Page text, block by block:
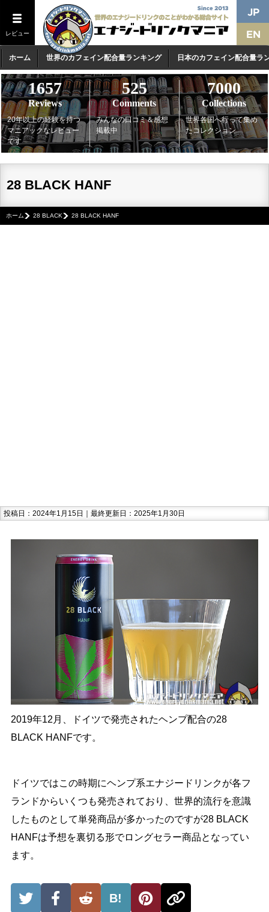
レビュー
ホーム 世界のカフェイン配合量ランキング 日本のカフェイン配合量ラ
1657
Reviews
20年以上の経験を持つ
マニアックなレビュー
です
525
Comments
みんなの口コミ＆感想
掲載中
7000
Collections
世界各国へ行って集め
たコレクション
28 BLACK HANF
ホーム 28 BLACK 28 BLACK HANF
投稿日：2024年1月15日｜最終更新日：2025年1月30日
2019年12月、ドイツで発売されたヘンプ配合の28
BLACK HANFです。
ドイツではこの時期にヘンプ系エナジードリンクが各フ
ランドからいくつも発売されており、世界的流行を意識
したものとして単発商品が多かったのですが28 BLACK
HANFは予想を裏切る形でロングセラー商品となってい
ます。
B!